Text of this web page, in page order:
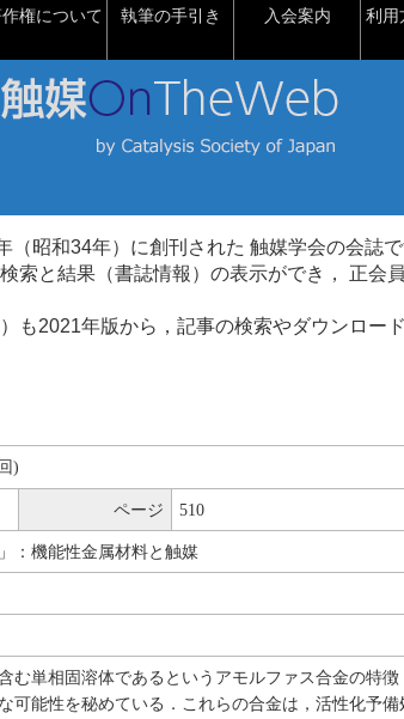
権について 執筆の手引き 入会案内 利用
（昭和34年）に創刊された 触媒学会の会誌で
索と結果（書誌情報）の表示ができ， 正会
も2021年版から，記事の検索やダウンロー
)
ページ 510
：機能性金属材料と触媒
む単相固溶体であるというアモルファス合金の特徴
可能性を秘めている．これらの合金は，活性化予備